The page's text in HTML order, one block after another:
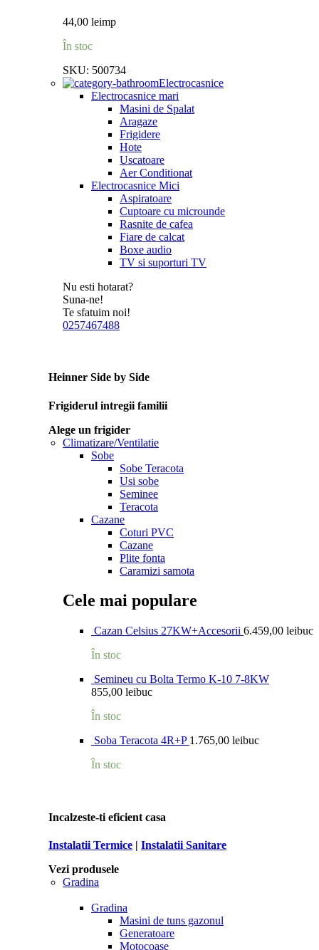
44,00 leimp
În stoc
SKU: 500734
Electrocasnice
Electrocasnice mari
Masini de Spalat
Aragaze
Frigidere
Hote
Uscatoare
Aer Conditionat
Electrocasnice Mici
Aspiratoare
Cuptoare cu microunde
Rasnite de cafea
Fiare de calcat
Boxe audio
TV si suporturi TV
Nu esti hotarat?
Suna-ne!
Te sfatuim noi!
0257467488
Heinner Side by Side
Frigiderul intregii familii
Alege un frigider
Climatizare/Ventilatie
Sobe
Sobe Teracota
Usi sobe
Seminee
Teracota
Cazane
Coturi PVC
Cazane
Plite fonta
Caramizi samota
Cele mai populare
Cazan Celsius 27KW+Accesorii 6.459,00 leibuc
În stoc
Semineu cu Bolta Termo K-10 7-8KW
855,00 leibuc
În stoc
Soba Teracota 4R+P 1.765,00 leibuc
În stoc
Incalzeste-ti eficient casa
Instalatii Termice | Instalatii Sanitare
Vezi produsele
Gradina
Gradina
Masini de tuns gazonul
Generatoare
Motocoase